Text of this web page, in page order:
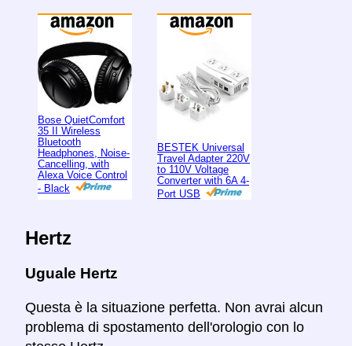
Bose QuietComfort
35 II Wireless
Bluetooth
Headphones, Noise-
Cancelling, with
Alexa Voice Control
- Black
BESTEK Universal
Travel Adapter 220V
to 110V Voltage
Converter with 6A 4-
Port USB
Hertz
Uguale Hertz
Questa è la situazione perfetta. Non avrai alcun
problema di spostamento dell'orologio con lo